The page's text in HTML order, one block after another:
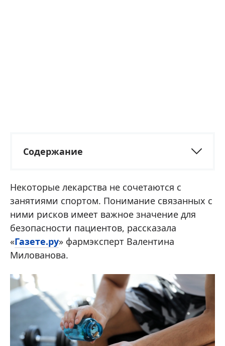
Содержание
Некоторые лекарства не сочетаются с
занятиями спортом. Понимание связанных с
ними рисков имеет важное значение для
безопасности пациентов, рассказала
«Газете.ру» фармэксперт Валентина
Милованова.